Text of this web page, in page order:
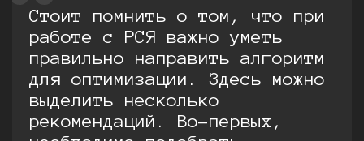
Стоит помнить о том, что при
работе с РСЯ важно уметь
правильно направить алгоритм
для оптимизации. Здесь можно
выделить несколько
рекомендаций. Во-первых,